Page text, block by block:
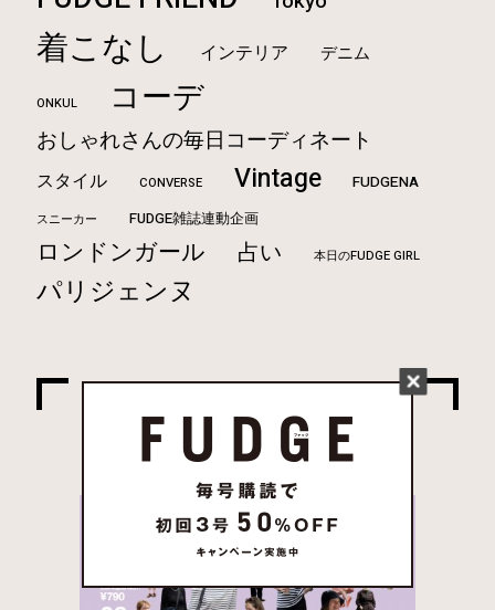
着こなし インテリア デニム
ONKUL コーデ
おしゃれさんの毎日コーディネート
スタイル CONVERSE Vintage FUDGENA
スニーカー FUDGE雑誌連動企画
ロンドンガール 占い 本日のFUDGE GIRL
パリジェンヌ
MAGAZINE